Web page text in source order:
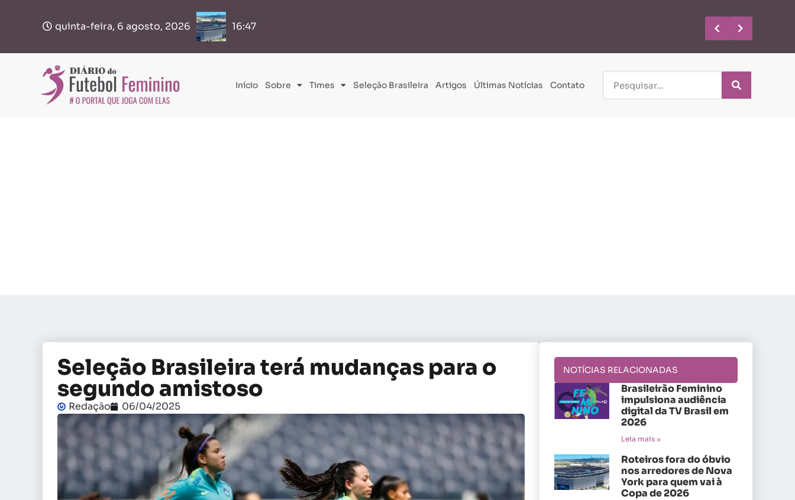
quinta-feira, 6 agosto, 2026 09:53
Início Sobre Times Seleção Brasileira Artigos Últimas Notícias Contato
Seleção Brasileira terá mudanças para o
segundo amistoso
Redação 06/04/2025
NOTÍCIAS RELACIONADAS
Brasileirão Feminino
impulsiona audiência
digital da TV Brasil em
2026
Leia mais »
Roteiros fora do óbvio
nos arredores de Nova
York para quem vai à
Copa de 2026